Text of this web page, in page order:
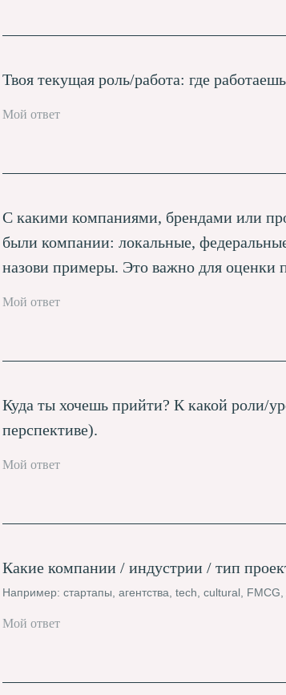
Твоя текущая роль/работа: где
С какими компаниями, брендами или
были компании: локальные,
назови примеры. Это важно для оценки
Куда ты хочешь прийти? К какой роли/
перспективе).
Какие компании / индустрии / тип
Например: стартапы, агентства, tech, cultural,